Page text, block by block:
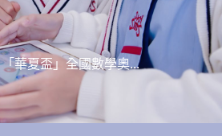
「華夏盃」全國數學奧...